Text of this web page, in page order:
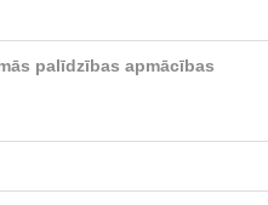
palīdzības apmācības